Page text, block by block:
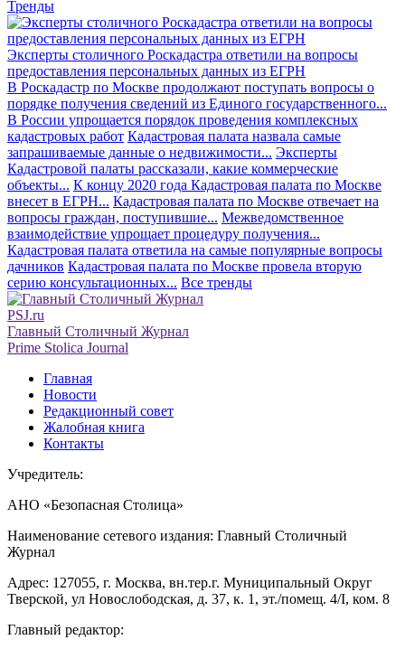
Тренды
Эксперты столичного Роскадастра ответили на вопросы
предоставления персональных данных из ЕГРН
В Роскадастр по Москве продолжают поступать вопросы о
порядке получения сведений из Единого государственного...
В России упрощается порядок проведения комплексных
кадастровых работ Кадастровая палата назвала самые
запрашиваемые данные о недвижимости... Эксперты
Кадастровой палаты рассказали, какие коммерческие
объекты... К концу 2020 года Кадастровая палата по Москве
внесет в ЕГРН... Кадастровая палата по Москве отвечает на
вопросы граждан, поступившие... Межведомственное
взаимодействие упрощает процедуру получения...
Кадастровая палата ответила на самые популярные вопросы
дачников Кадастровая палата по Москве провела вторую
серию консультационных... Все тренды
PSJ.ru
Главный Столичный Журнал
Prime Stolica Journal
Главная
Новости
Редакционный совет
Жалобная книга
Контакты
Учредитель:
АНО «Безопасная Столица»
Наименование сетевого издания: Главный Столичный
Журнал
Адрес: 127055, г. Москва, вн.тер.г. Муниципальный Округ
Тверской, ул Новослободская, д. 37, к. 1, эт./помещ. 4/I, ком. 8
Главный редактор: